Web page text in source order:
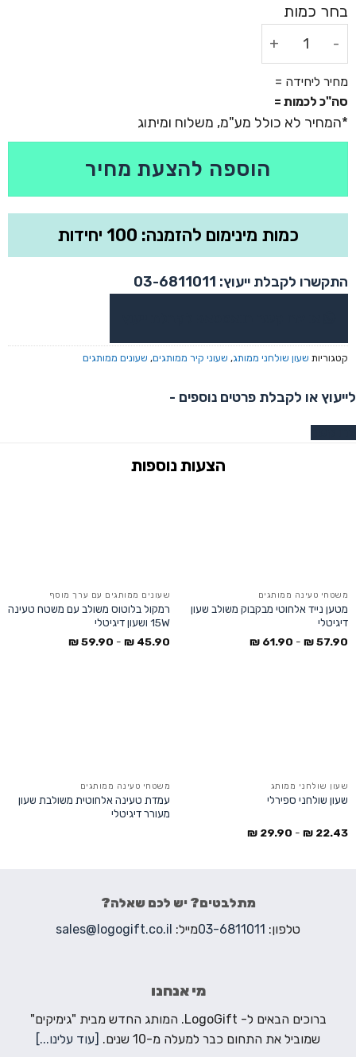
סה"כ לכמות =
מחיר ליחידה =
הוספה להצעת מחיר
כמות מינימום להזמנה: 100 יחידות
התקשרו לקבלת ייעוץ: 03-6811011
קטגוריות שעון שולחני ממותג, שעוני קיר ממותגים, שעונים ממותגים
לייעוץ או לקבלת פרטים נוספים -
משטחי טעינה ממותגים
מטען נייד אלחוטי מבקבוק משולב שעון
דיגיטלי
57.90
₪
-
61.90
₪
שעונים ממותגים עם ערך מוסף
רמקול בלוטוס משולב עם משטח טעינה
15W ושעון דיגיטלי
45.90
₪
-
59.90
₪
שעון שולחני ממותג
שעון שולחני ספירלי
22.43
₪
-
29.90
₪
משטחי טעינה ממותגים
עמדת טעינה אלחוטית משולבת שעון
מעורר דיגיטלי
מתלבטים? יש לכם שאלה?
טלפון: 03-6811011מייל: sales@logogift.co.il
מי אנחנו
ברוכים הבאים ל- LogoGift. המותג החדש מבית "גימיקים"
שמוביל את התחום כבר למעלה מ-10 שנים.
[עוד עלינו...]